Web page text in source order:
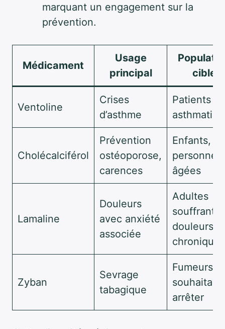
marquant un engagement sur la
prévention.
Médicament
Usage
principal
cible
Ventoline
Crises
d’asthme
Patients
Cholécalciférol
Prévention
ostéoporose,
carences
Enfants,
personnes
âgées
Lamaline
Douleurs
avec anxiété
associée
Adultes
souffrant
douleurs
chroniques
Zyban
Sevrage
tabagique
Fumeurs
souhaitant
arrêter